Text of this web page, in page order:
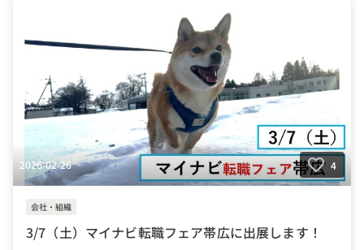
2026-02-26 4
会社・組織
3/7（土）マイナビ転職フェア帯広に出展します！